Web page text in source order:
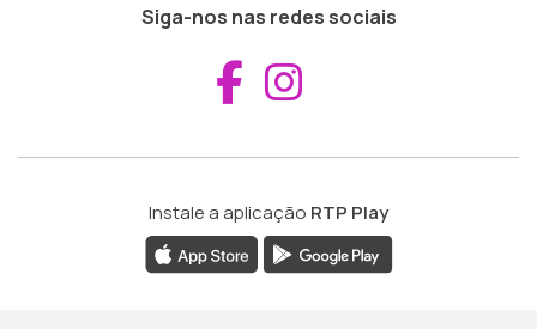
Siga-nos nas redes sociais
Aceder ao
Instale a aplicação RTP Play